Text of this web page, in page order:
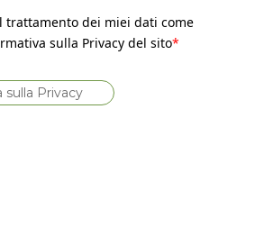
trattamento dei miei dati come
sulla Privacy del sito*
sulla Privacy